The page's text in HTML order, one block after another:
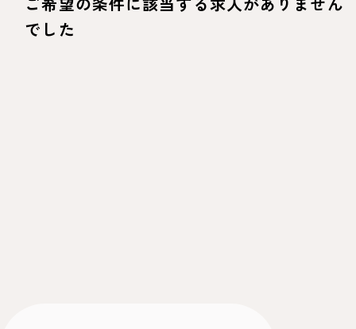
ご希望の条件に該当する求人がありません
でした